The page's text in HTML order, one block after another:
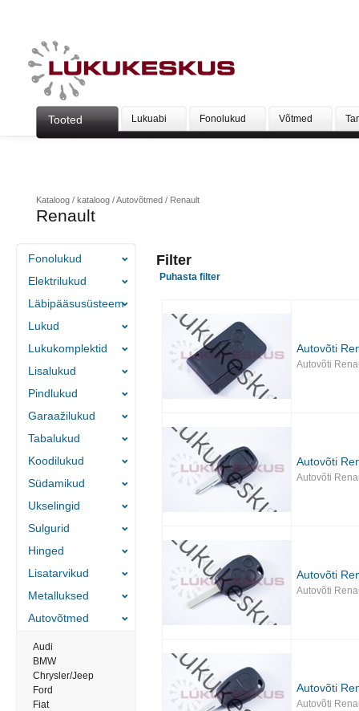
Tooted Lukuabi Fonolukud Võtmed
Kataloog/ kataloog/Autovõtmed/ Renault
Renault
Filter
Puhasta filter
Autovõti
Autovõti
Autovõti
Autovõti
Autovõti
Autovõti
Autovõti
Autovõti
Fonolukud
Elektrilukud
Läbipääsusüsteem
Lukud
Lukukomplektid
Lisalukud
Pindlukud
Garaažilukud
Tabalukud
Koodilukud
Südamikud
Ukselingid
Sulgurid
Hinged
Lisatarvikud
Metalluksed
Autovõtmed
Audi
BMW
Chrysler/Jeep
Ford
Fiat